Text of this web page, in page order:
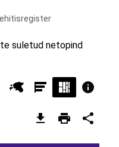
suletud netopind